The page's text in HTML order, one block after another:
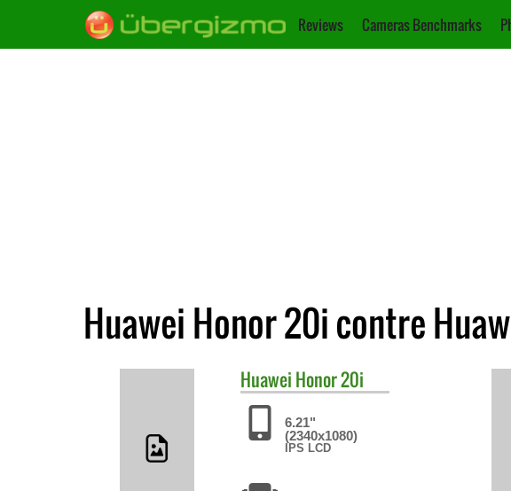
Reviews Cameras Benchmarks
Huawei Honor 20i contre
Huawei Honor 20i
6.21"
(2340x1080)
IPS LCD